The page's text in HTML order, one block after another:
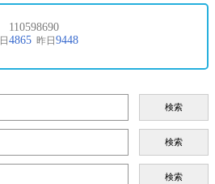
検索
検索
検索